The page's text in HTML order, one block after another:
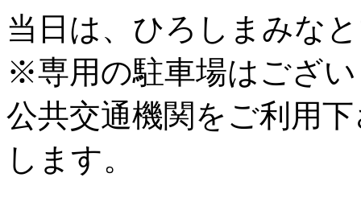
当日は、ひろしまみな
※専用の駐車場はござ
公共交通機関をご利用
します。